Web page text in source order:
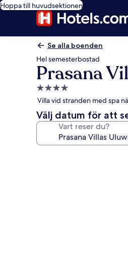
Hoppa till huvudsektionen
Se alla boenden
Hel semesterbostad
Prasana
4.0-
stjärnigt
boende
Villa vid stranden med spa
Välj datum för att
Vart reser du?